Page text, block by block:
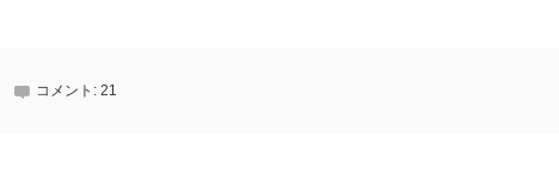
コメント: 21